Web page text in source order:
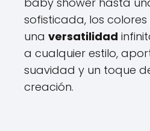
sofisticada, los
una versatilidad
a cualquier estilo,
suavidad y un toque
creación.